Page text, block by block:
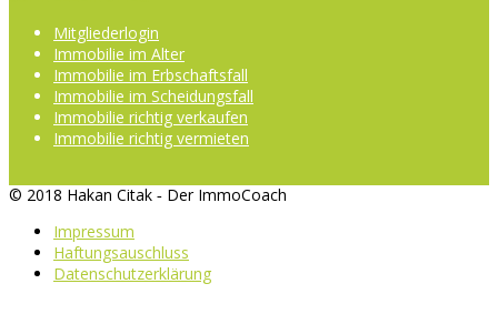
Der ImmoCoach
Mitgliederlogin
Immobilie im Alter
Immobilie im Erbschaftsfall
Immobilie im Scheidungsfall
Immobilie richtig verkaufen
Immobilie richtig vermieten
© 2018 Hakan Citak ‐ Der ImmoCoach
Impressum
Haftungsauschluss
Datenschutzerklärung